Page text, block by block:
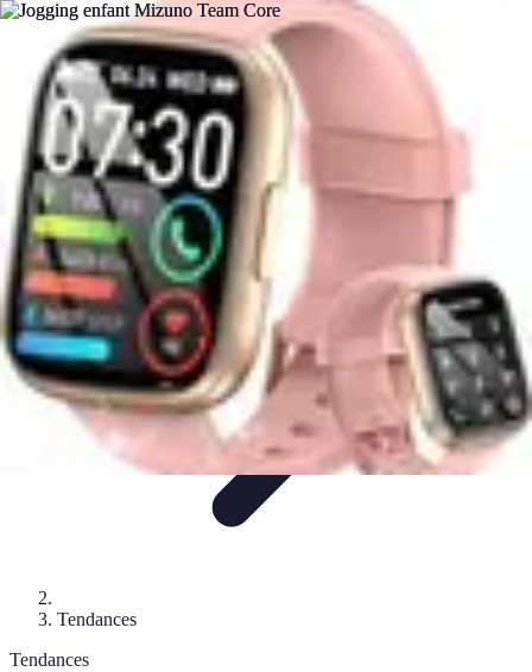
Basket Actu
Analyse et performancesActualitésAnalyse des
performancesTendances Analyses
Basket Actu
Tendances
Tendances